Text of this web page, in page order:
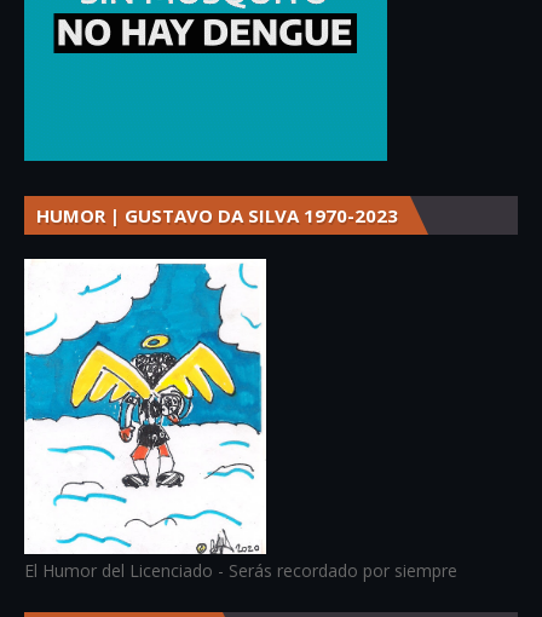
HUMOR | GUSTAVO DA SILVA 1970-2023
El Humor del Licenciado - Serás recordado por siempre